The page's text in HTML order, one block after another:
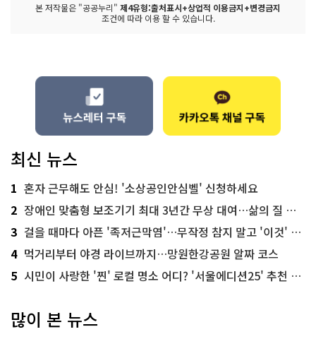
본 저작물은 "공공누리" 제4유형:출처표시+상업적 이용금지+변경금지
조건에 따라 이용 할 수 있습니다.
최신 뉴스
1 혼자 근무해도 안심! '소상공인안심벨' 신청하세요
2 장애인 맞춤형 보조기기 최대 3년간 무상 대여…삶의 질 높인다
3 걸을 때마다 아픈 '족저근막염'…무작정 참지 말고 '이것' 해보세요!
4 먹거리부터 야경 라이브까지…망원한강공원 알짜 코스
5 시민이 사랑한 '찐' 로컬 명소 어디? '서울에디션25' 추천 코스
많이 본 뉴스